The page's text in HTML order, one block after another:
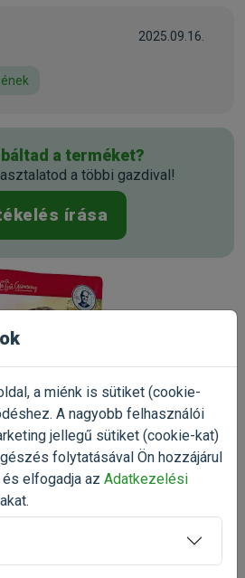
13 mg, cink (cink-oxid
mg, L-triptofán (3c440) 2000 mg
származó tokoferol-
10,0 %, nyersrost 2,5 %,
1,9 %, foszfor 1,1 %, nátrium 0,4 %,
omega-3 zsírsavak 0,2 %
4kg,
Törékeny:Nem
Állatorvosi:Nem
a terméket?
a többi gazdival!
írása
2025.09.16.
a miénk is sütiket (cookie-
A nagyobb felhasználói
jellegű sütiket (cookie-kat)
folytatásával Ön hozzájárul
elfogadja az Adatkezelési